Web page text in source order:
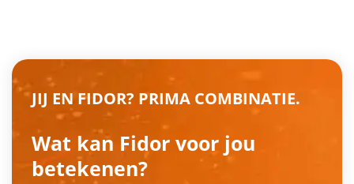
JIJ EN FIDOR? PRIMA COMBINATIE.
Wat kan Fidor voor jou
betekenen?